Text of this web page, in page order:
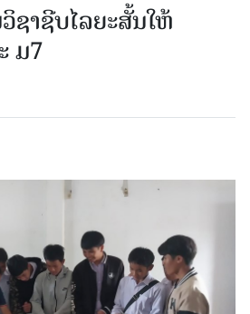
າຊີບໄລຍະສັ້ນໃຫ້
ມ7